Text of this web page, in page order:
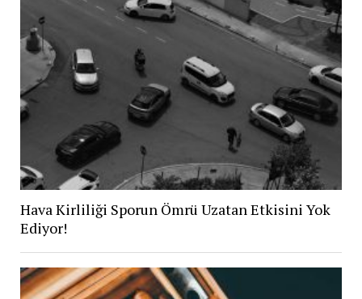
Hava Kirliliği Sporun Ömrü Uzatan Etkisini Yok
Ediyor!